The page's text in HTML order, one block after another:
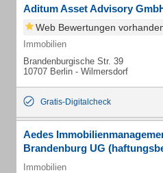
Aditum Asset Advisory
Web Bewertungen
Immobilien
Brandenburgische Str. 39
10707 Berlin - Wilmersdorf
Gratis-Digitalcheck
Aedes
Brandenburg UG
Immobilien